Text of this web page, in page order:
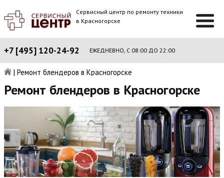
Сервисный центр по ремонту техники
в Красногорске
+7 [495] 120-24-92 ЕЖЕДНЕВНО, С 08:00 ДО 22:00
| Ремонт блендеров в Красногорске
Ремонт блендеров в Красногорске